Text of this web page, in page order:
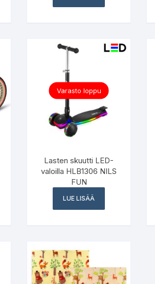
Varasto loppu
Lasten skuutti LED-
valoilla HLB1306 NILS
FUN
LUE LISÄÄ